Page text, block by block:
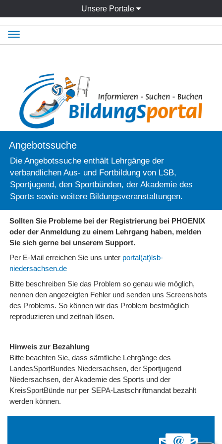
Unsere Portale
Angebotssuche
Die Angebotssuche enthält Lehrgänge der
verbandlichen Aus- und Fortbildung von LSB,
Sportjugend, den Sportbünden, der Akademie des
Sports sowie weitere Bildungsveranstaltungen.
Sollten Sie Probleme bei der Registrierung bei PHOENIX
oder der Anmeldung zu einem Lehrgang haben, melden
Sie sich gerne bei unserem Support.
Per E-Mail erreichen Sie uns unter portal(at)lsb-
niedersachsen.de
Bitte beschreiben Sie das Problem so genau wie möglich,
nennen den angezeigten Fehler und senden uns Screenshots
des Problems. So können wir das Problem bestmöglich
reproduzieren und zeitnah lösen.
Hinweis zur Bezahlung
Bitte beachten Sie, dass sämtliche Lehrgänge des
LandesSportBundes Niedersachsen, der Sportjugend
Niedersachsen, der Akademie des Sports und der
KreisSportBünde nur per SEPA-Lastschriftmandat bezahlt
werden können.
Navigation
ein-/ausblenden